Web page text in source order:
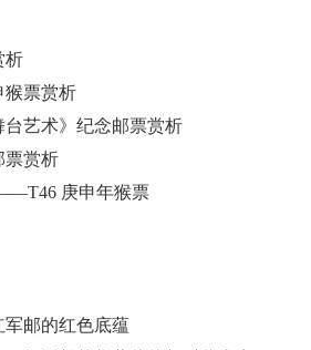
析
票赏析
艺术》纪念邮票赏析
赏析
庚申年猴票
邮的红色底蕴